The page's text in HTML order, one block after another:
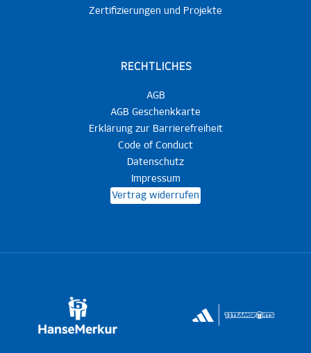
Zertifizierungen und Projekte
RECHTLICHES
AGB
AGB Geschenkkarte
Erklärung zur Barrierefreiheit
Code of Conduct
Datenschutz
Impressum
Vertrag widerrufen